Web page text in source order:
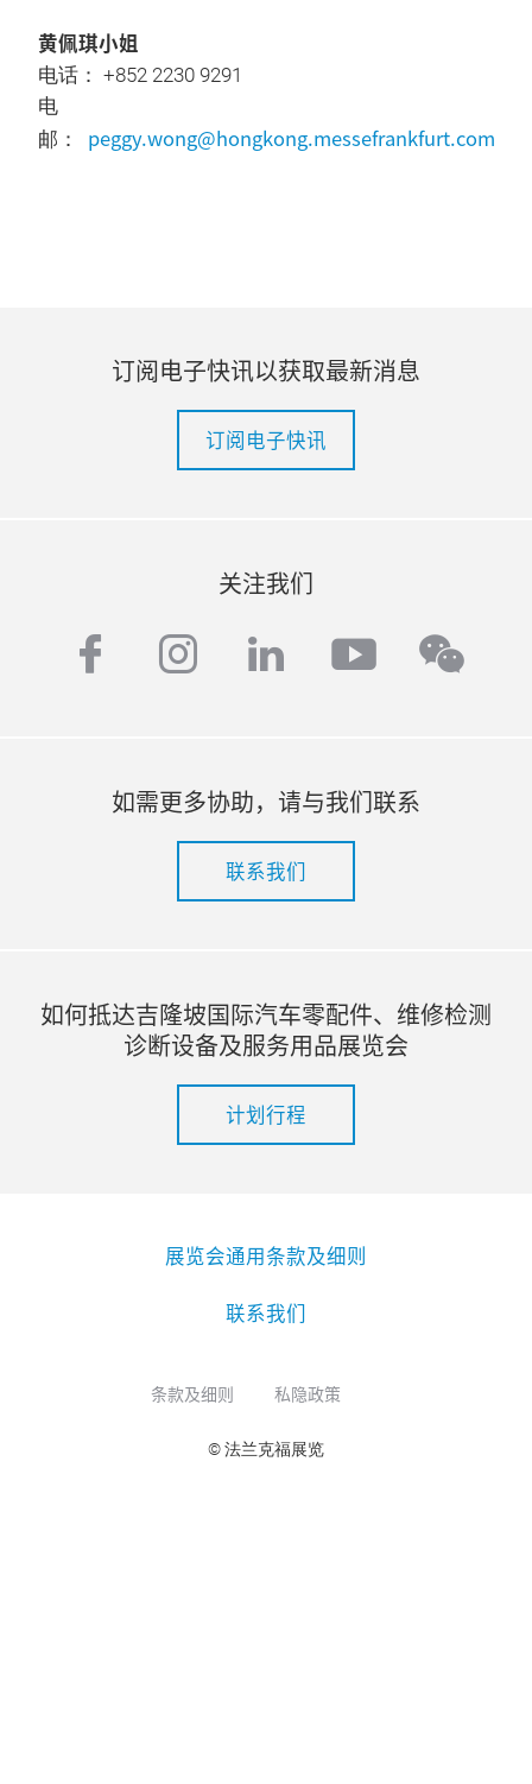
黄佩琪小姐
电话： +852 2230 9291
电
邮： peggy.wong@hongkong.messefrankfurt.com
订阅电子快讯以获取最新消息
订阅电子快讯
关注我们
facebook
instagram
linkedinyoutube
如需更多协助，请与我们联系
联系我们
如何抵达吉隆坡国际汽车零配件、维修检测
诊断设备及服务用品展览会
计划行程
展览会通用条款及细则
联系我们
条款及细则 私隐政策
© 法兰克福展览